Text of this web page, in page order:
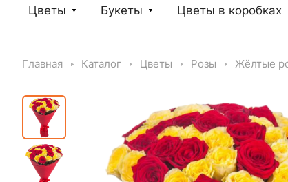
Цветы Букеты Цветы в коробках
Главная Каталог Цветы Розы Жёлтые